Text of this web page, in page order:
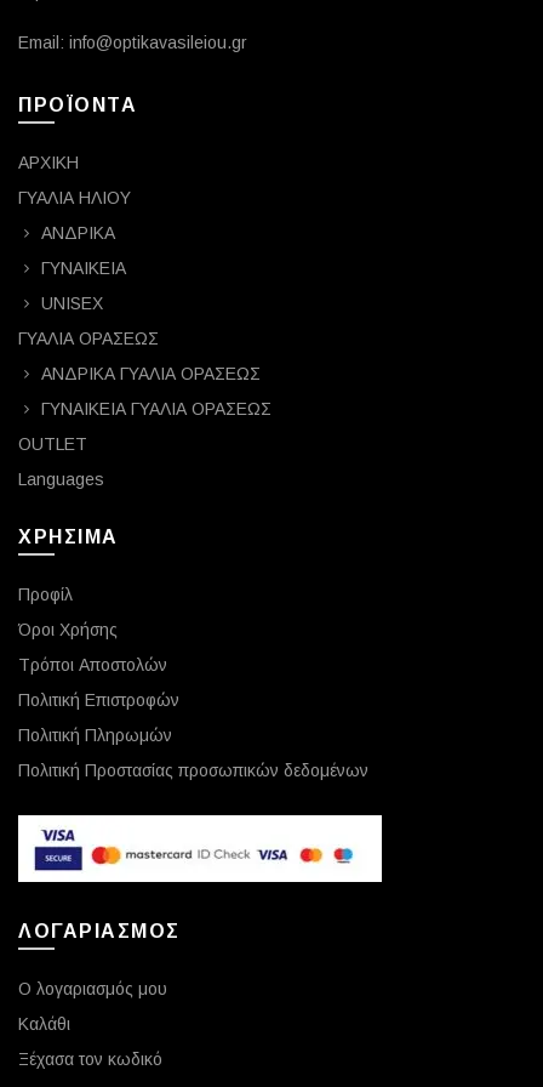
Email: info@optikavasileiou.gr
ΠΡΟΪΟΝΤΑ
ΑΡΧΙΚΗ
ΓΥΑΛΙΑ ΗΛΙΟΥ
ΑΝΔΡΙΚΑ
ΓΥΝΑΙΚΕΙΑ
UNISEX
ΓΥΑΛΙΑ ΟΡΑΣΕΩΣ
ΑΝΔΡΙΚΑ ΓΥΑΛΙΑ ΟΡΑΣΕΩΣ
ΓΥΝΑΙΚΕΙΑ ΓΥΑΛΙΑ ΟΡΑΣΕΩΣ
OUTLET
Languages
ΧΡΗΣΙΜΑ
Προφίλ
Όροι Χρήσης
Τρόποι Αποστολών
Πολιτική Επιστροφών
Πολιτική Πληρωμών
Πολιτική Προστασίας προσωπικών δεδομένων
ΛΟΓΑΡΙΑΣΜΟΣ
Ο λογαριασμός μου
Καλάθι
Ξέχασα τον κωδικό